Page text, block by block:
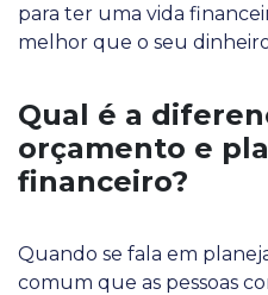
para ter uma vida
melhor que o seu
Qual é a
orçamento e
financeiro?
Quando se fala em
comum que as pessoas